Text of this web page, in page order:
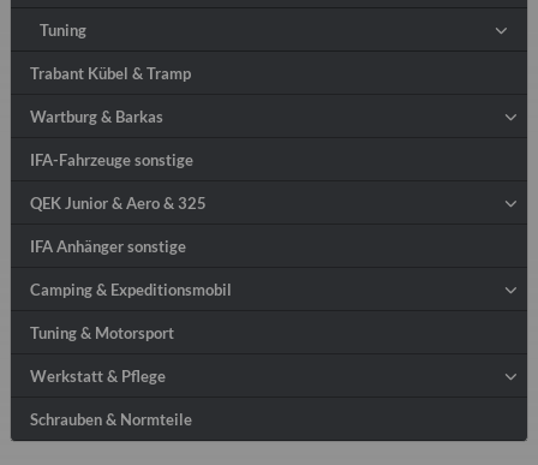
Tuning
Trabant Kübel & Tramp
Wartburg & Barkas
IFA-Fahrzeuge sonstige
QEK Junior & Aero & 325
IFA Anhänger sonstige
Camping & Expeditionsmobil
Tuning & Motorsport
Werkstatt & Pflege
Schrauben & Normteile